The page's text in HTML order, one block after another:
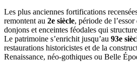
Les plus anciennes fortifications
remontent au 2e siècle, période de
donjons et enceintes féodales qui
Le patrimoine s’enrichit jusqu’au 93e
restaurations historicistes et de la
Renaissance, néo-gothiques ou Belle